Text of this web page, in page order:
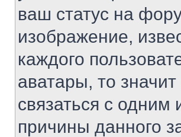
ваш статус на
изображение,
каждого
аватары, то
связаться с одним
причины данного